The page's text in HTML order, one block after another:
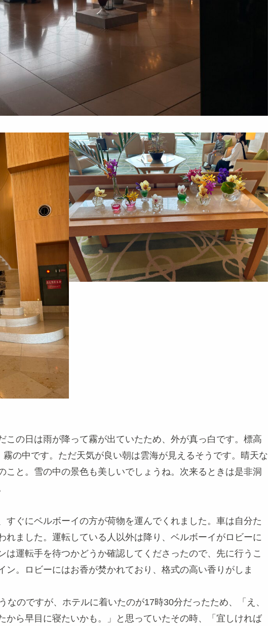
の日は雨が降って霧が出ていたため、外が真っ白です。標高
の中です。ただ天気が良い朝は雲海が見えるそうです。晴天な
こと。雪の中の景色も美しいでしょうね。次来るときは是非洞
ぐにベルボーイの方が荷物を運んでくれました。車は自分た
れました。運転している人以外は降り、ベルボーイがロビーに
は運転手を待つかどうか確認してくださったので、先に行うこ
ン。ロビーにはお香が焚かれており、格式の高い香りがしま
のですが、ホテルに着いたのが17時30分だったため、「え、
から早目に寝たいかも。」と思っていたその時、「宜しければ